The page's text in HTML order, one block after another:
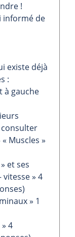
!
informé de
existe déjà
:
à gauche
consulter
Muscles »
et ses
» 4
» 1
4